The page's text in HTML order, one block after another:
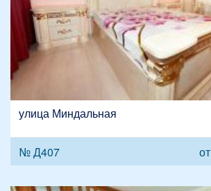
улица Миндальная
№ Д407 от